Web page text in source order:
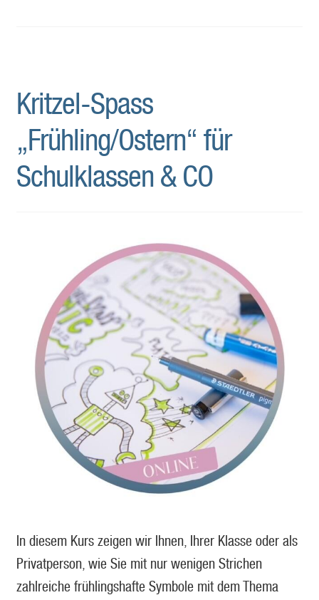
Kritzel-Spass
„Frühling/Ostern“ für
Schulklassen & CO
In diesem Kurs zeigen wir Ihnen, Ihrer Klasse oder als
Privatperson, wie Sie mit nur wenigen Strichen
zahlreiche frühlingshafte Symbole mit dem Thema